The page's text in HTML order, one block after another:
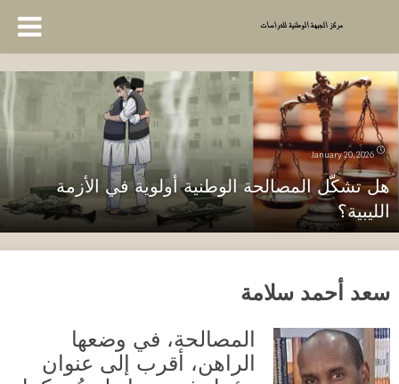
January 20, 2026
هل تشكّل المصالحة الوطنية أولوية في الأزمة
الليبية؟
سعد أحمد سلامة
المصالحة، في وضعها
الراهن، أقرب إلى عنوان